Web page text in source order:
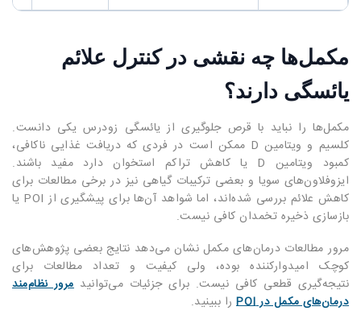
مکمل‌ها چه نقشی در کنترل علائم
یائسگی دارند؟
مکمل‌ها را نباید با قرص جلوگیری از یائسگی زودرس یکی دانست.
کلسیم و ویتامین D ممکن است در فردی که دریافت غذایی ناکافی،
کمبود ویتامین D یا کاهش تراکم استخوان دارد مفید باشند.
ایزوفلاون‌های سویا و بعضی ترکیبات گیاهی نیز در برخی مطالعات برای
کاهش علائم بررسی شده‌اند، اما شواهد آن‌ها برای پیشگیری از POI یا
بازسازی ذخیره تخمدان کافی نیست.
مرور مطالعات درمان‌های مکمل نشان می‌دهد نتایج بعضی پژوهش‌های
کوچک امیدوارکننده بوده، ولی کیفیت و تعداد مطالعات برای
نتیجه‌گیری قطعی کافی نیست. برای جزئیات می‌توانیدمرور نظام‌مند
درمان‌های مکمل در POI
را ببینید.